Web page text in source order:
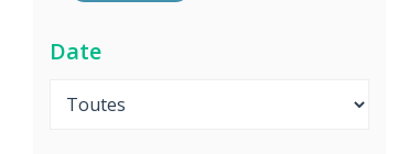
Date